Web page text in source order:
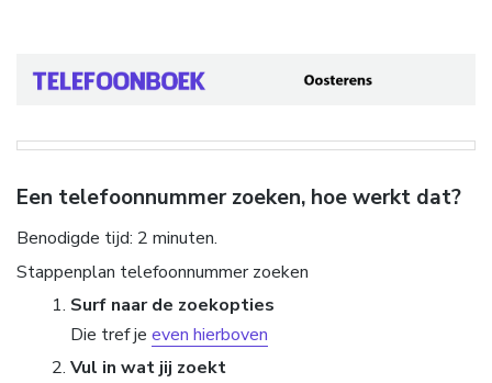
Een telefoonnummer zoeken, hoe werkt dat?
Benodigde tijd: 2 minuten.
Stappenplan telefoonnummer zoeken
Surf naar de zoekopties
Die tref je even hierboven
Vul in wat jij zoekt